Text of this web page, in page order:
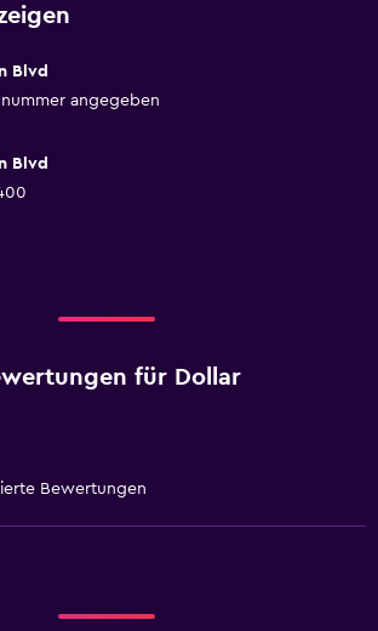
Blvd
angegeben
Blvd
für Dollar
Bewertungen